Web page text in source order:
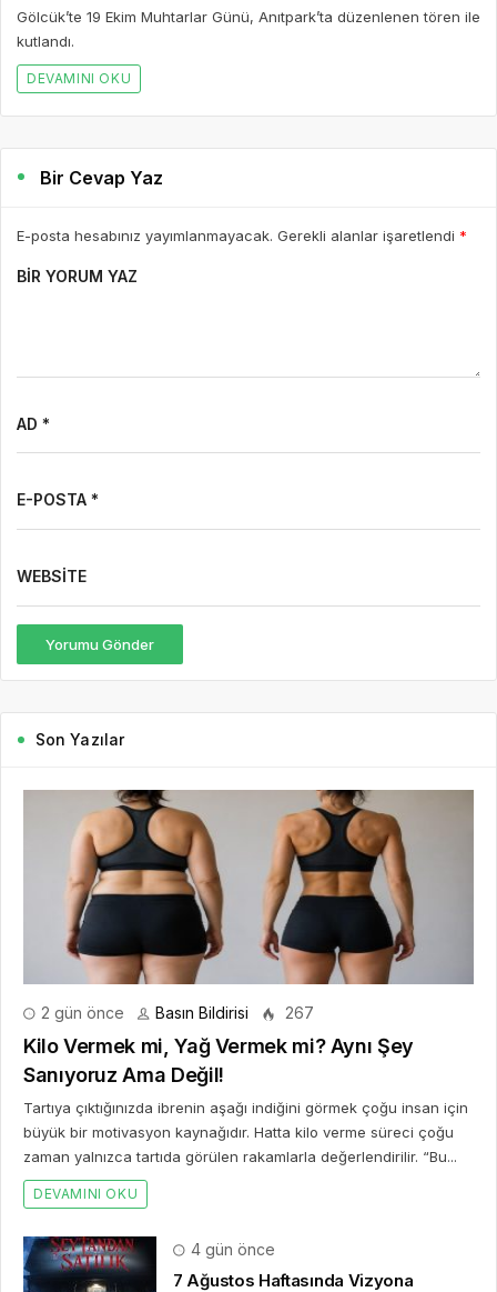
Gölcük’te 19 Ekim Muhtarlar Günü, Anıtpark’ta düzenlenen tören ile
kutlandı.
DEVAMINI OKU
Bir Cevap Yaz
E-posta hesabınız yayımlanmayacak. Gerekli alanlar işaretlendi *
BIR YORUM YAZ
AD *
E-POSTA *
WEBSITE
Yorumu Gönder
Son Yazılar
2 gün önce Basın Bildirisi 267
Kilo Vermek mi, Yağ Vermek mi? Aynı Şey
Sanıyoruz Ama Değil!
Tartıya çıktığınızda ibrenin aşağı indiğini görmek çoğu insan için
büyük bir motivasyon kaynağıdır. Hatta kilo verme süreci çoğu
zaman yalnızca tartıda görülen rakamlarla değerlendirilir. “Bu...
DEVAMINI OKU
4 gün önce
7 Ağustos Haftasında Vizyona